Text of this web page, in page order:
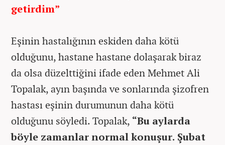
getirdim”
Eşinin hastalığının eskiden daha kötü
olduğunu, hastane hastane dolaşarak biraz
da olsa düzelttiğini ifade eden Mehmet Ali
Topalak, ayın başında ve sonlarında şizofren
hastası eşinin durumunun daha kötü
olduğunu söyledi. Topalak, “Bu aylarda
böyle zamanlar normal konuşur. Şubat